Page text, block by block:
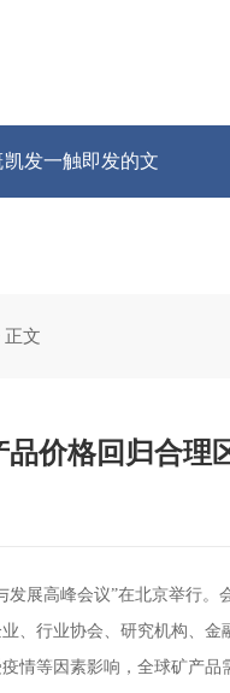
凯发一触即发的文
文
价格回归合理
展高峰会议”在北京举行。
、行业协会、研究机构、金
等因素影响，全球矿产品